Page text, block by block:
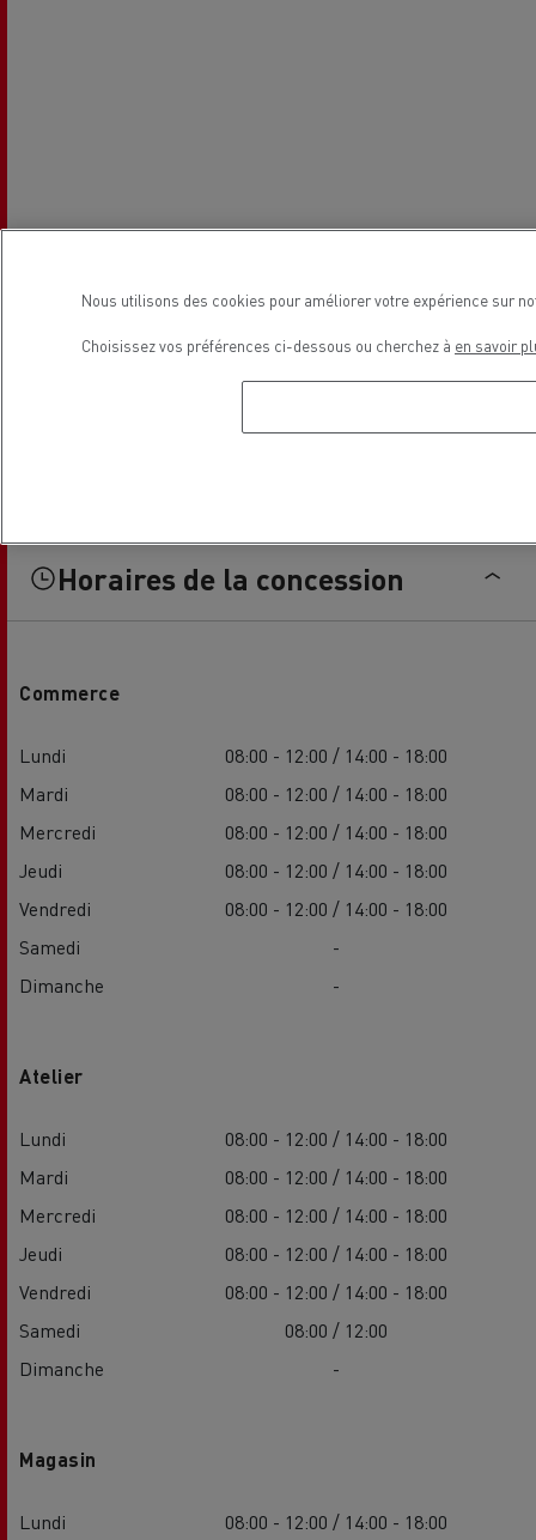
Horaires de la concession
Commerce
Lundi
08:00 - 12:00 / 14:00 - 18:00
Mardi
08:00 - 12:00 / 14:00 - 18:00
Mercredi
08:00 - 12:00 / 14:00 - 18:00
Jeudi
08:00 - 12:00 / 14:00 - 18:00
Vendredi
08:00 - 12:00 / 14:00 - 18:00
Samedi
-
Dimanche
-
Atelier
Lundi
08:00 - 12:00 / 14:00 - 18:00
Mardi
08:00 - 12:00 / 14:00 - 18:00
Mercredi
08:00 - 12:00 / 14:00 - 18:00
Jeudi
08:00 - 12:00 / 14:00 - 18:00
Vendredi
08:00 - 12:00 / 14:00 - 18:00
Samedi
08:00 / 12:00
Dimanche
-
Magasin
Lundi
08:00 - 12:00 / 14:00 - 18:00
Nous utilisons des cookies pour améliorer votre expérience sur
Choisissez vos préférences ci-dessous ou cherchez à en savoir